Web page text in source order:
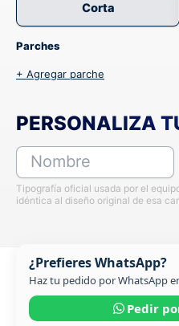
Corta
Parches
+ Agregar parche
PERSONALIZA
Nombre
Tipografía oficial usada por el
idéntica al diseño original de esa
¿Prefieres WhatsApp?
Haz tu pedido por WhatsApp
Pedir